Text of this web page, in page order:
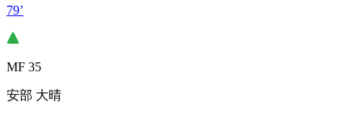
79’
MF 35
安部 大晴